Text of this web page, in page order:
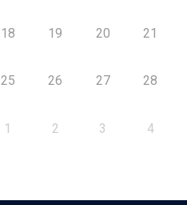
18 19 20 21
25 26 27 28
1 2 3 4